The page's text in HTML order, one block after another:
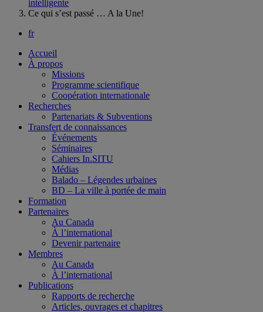
intelligente
Ce qui s’est passé … A la Une!
fr
Accueil
À propos
Missions
Programme scientifique
Coopération internationale
Recherches
Partenariats & Subventions
Transfert de connaissances
Événements
Séminaires
Cahiers In.SITU
Médias
Balado – Légendes urbaines
BD – La ville à portée de main
Formation
Partenaires
Au Canada
À l’international
Devenir partenaire
Membres
Au Canada
À l’international
Publications
Rapports de recherche
Articles, ouvrages et chapitres